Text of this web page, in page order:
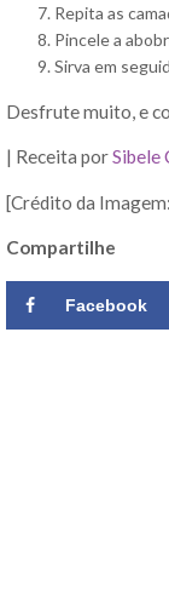
Repita as
Pincele a
Sirva em
Desfrute muito, e
| Receita porSibele
[Crédito da Imagem:
Compartilhe
Facebook